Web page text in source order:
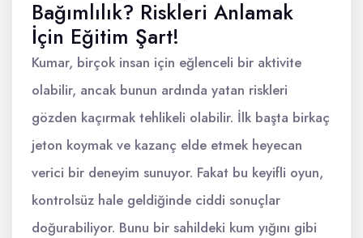
Bağımlılık? Riskleri Anlamak
İçin Eğitim Şart!
Kumar, birçok insan için eğlenceli bir aktivite
olabilir, ancak bunun ardında yatan riskleri
gözden kaçırmak tehlikeli olabilir. İlk başta birkaç
jeton koymak ve kazanç elde etmek heyecan
verici bir deneyim sunuyor. Fakat bu keyifli oyun,
kontrolsüz hale geldiğinde ciddi sonuçlar
doğurabiliyor. Bunu bir sahildeki kum yığını gibi